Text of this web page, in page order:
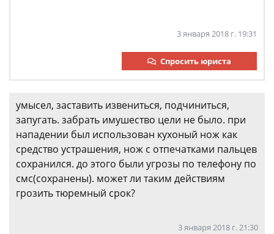
3 января 2018 г. 19:31
Спросить юриста
умысел, заставить извениться, подчиниться,
запугать. забрать имушество цели не было. при
нападении был использован кухоный нож как
средство устрашения, нож с отпечатками пальцев
сохранился. до этого были угрозы по телефону по
смс(сохранены). может ли таким действиям
грозить тюремный срок?
3 января 2018 г. 21:30